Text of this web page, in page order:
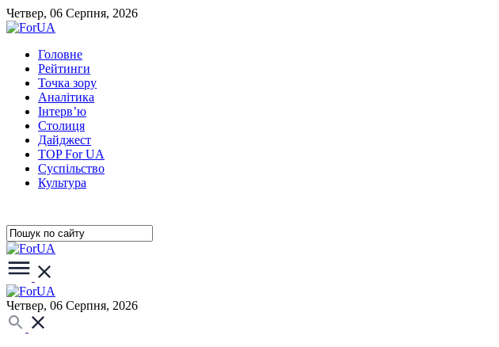
Четвер, 06 Серпня, 2026
Головне
Рейтинги
Точка зору
Аналітика
Інтерв’ю
Столиця
Дайджест
TOP For UA
Суспiльство
Культура
Четвер, 06 Серпня, 2026